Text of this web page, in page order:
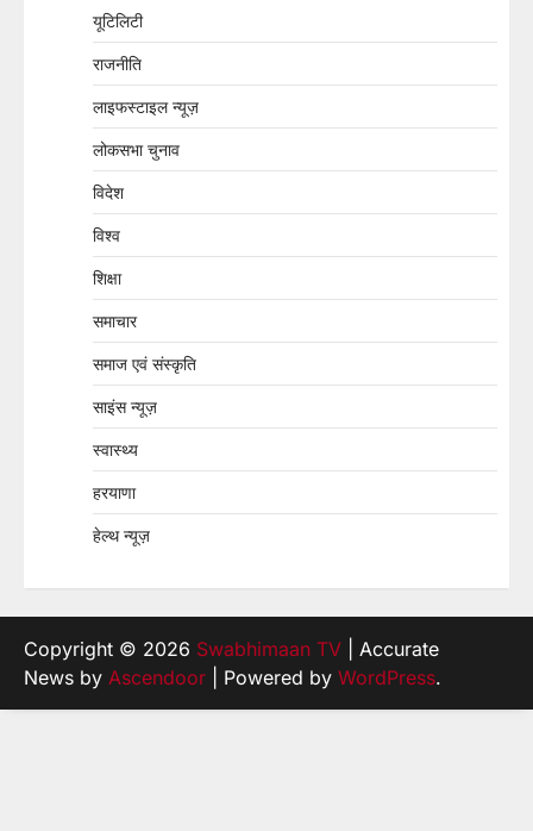
यूटिलिटी
राजनीति
लाइफस्टाइल न्यूज़
लोकसभा चुनाव
विदेश
विश्व
शिक्षा
समाचार
समाज एवं संस्कृति
साइंस न्यूज़
स्वास्थ्य
हरयाणा
हेल्थ न्यूज़
Copyright © 2026 Swabhimaan TV | Accurate
News by Ascendoor | Powered by WordPress.